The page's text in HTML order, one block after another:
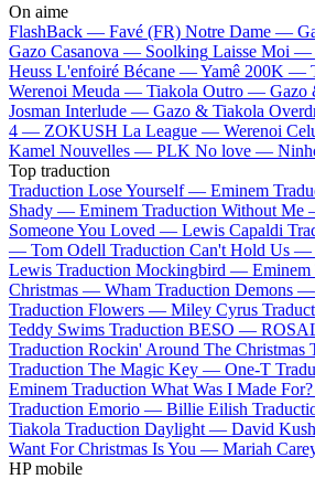
On aime
FlashBack — Favé (FR) Notre Dame —
Gazo Casanova — Soolking Laisse Moi —
Heuss L'enfoiré Bécane —Yamê 200K —
Werenoi Meuda — Tiakola Outro — Gazo
Josman Interlude — Gazo & Tiakola
4 — ZOKUSH La League — Werenoi
Kamel Nouvelles — PLK No love —
Top traduction
Traduction Lose Yourself — Eminem
Shady — Eminem Traduction Without Me
Someone You Loved — Lewis Capaldi
— Tom Odell Traduction Can't Hold Us —
Lewis Traduction Mockingbird — Eminem
Christmas — Wham Traduction Demons —
Traduction Flowers — Miley Cyrus
Teddy Swims Traduction BESO —
Traduction Rockin' Around The Christmas
Traduction The Magic Key — One-T
Eminem Traduction What Was I Made
Traduction Emorio — Billie Eilish
Tiakola Traduction Daylight — David
Want For Christmas Is You — Mariah
HP mobile